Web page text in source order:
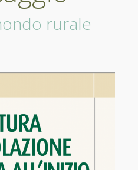
rurale